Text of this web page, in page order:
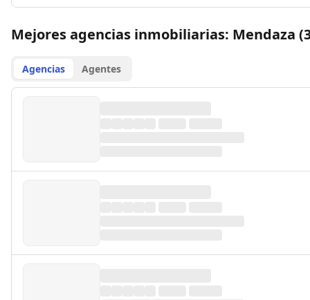
Mejores agencias inmobiliarias: Mendaza
Agencias Agentes